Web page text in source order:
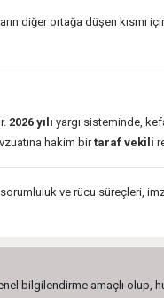
diğer ortağa düşen kısmı
2026 yılı yargı sisteminde,
hakim birtaraf vekili
ve rücu süreçleri,
bilgilendirme amaçlı olup,